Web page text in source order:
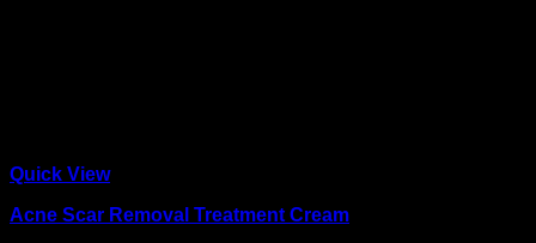
Quick View
Acne Scar Removal Treatment Cream